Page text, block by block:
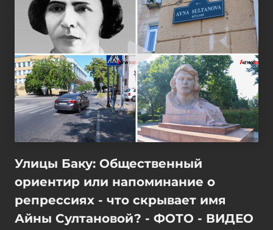
Улицы Баку: Общественный
ориентир или напоминание о
репрессиях - что скрывает имя
Айны Султановой? - ФОТО - ВИДЕО